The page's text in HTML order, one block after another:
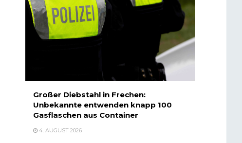
Großer Diebstahl in Frechen:
Unbekannte entwenden knapp 100
Gasflaschen aus Container
4. AUGUST 2026